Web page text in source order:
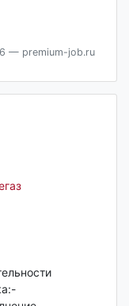
— premium-job.ru